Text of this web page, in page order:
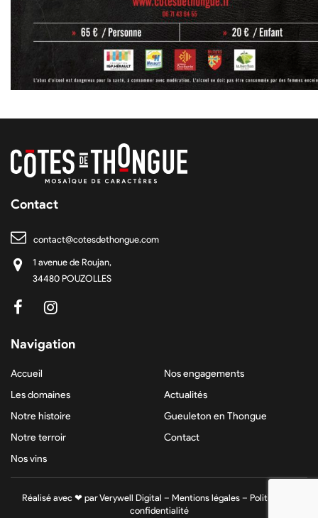
Contact
contact@cotesdethongue.com
1 avenue de Roujan,
34480 POUZOLLES
Navigation
Accueil
Les domaines
Notre histoire
Notre terroir
Nos vins
Nos engagements
Actualités
Gueuleton en Thongue
Contact
Réalisé avec ❤ parVerywell Digital – Mentions légales– Politique de
confidentialité